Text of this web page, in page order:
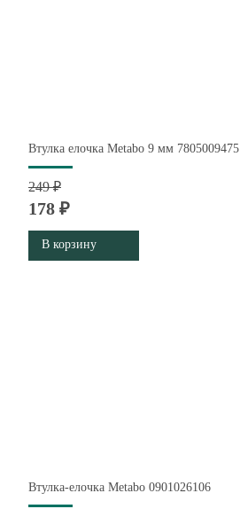
Втулка елочка Metabo 9 мм 7805009475
249 ₽
178 ₽
В корзину
Втулка-елочка Metabo 0901026106